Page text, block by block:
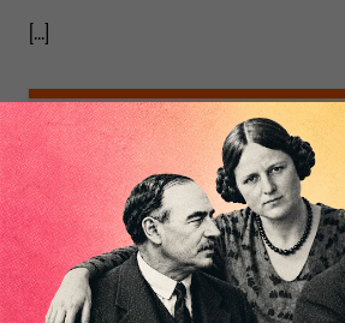
[...]
Nichts
von allein!
Nur für Abonnenten